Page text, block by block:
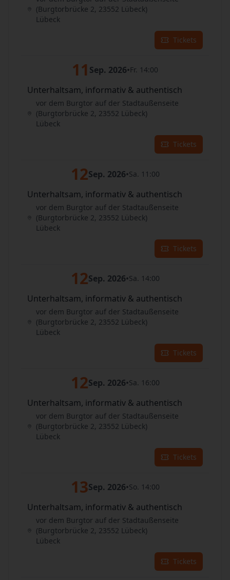
(Burgtorbrücke 2, 23552 Lübeck)
Lübeck
Tickets
11 Sep. 2026•Fr. 14:00
Unterhaltsam, informativ & authentisch
vor dem Burgtor auf der Stadtaußenseite
(Burgtorbrücke 2, 23552 Lübeck)
Lübeck
Tickets
12Sep. 2026•Sa. 11:00
Unterhaltsam, informativ & authentisch
vor dem Burgtor auf der Stadtaußenseite
(Burgtorbrücke 2, 23552 Lübeck)
Lübeck
Tickets
12Sep. 2026•Sa. 14:00
Unterhaltsam, informativ & authentisch
vor dem Burgtor auf der Stadtaußenseite
(Burgtorbrücke 2, 23552 Lübeck)
Lübeck
Tickets
12Sep. 2026•Sa. 16:00
Unterhaltsam, informativ & authentisch
vor dem Burgtor auf der Stadtaußenseite
(Burgtorbrücke 2, 23552 Lübeck)
Lübeck
Tickets
13Sep. 2026•So. 14:00
Unterhaltsam, informativ & authentisch
vor dem Burgtor auf der Stadtaußenseite
(Burgtorbrücke 2, 23552 Lübeck)
Lübeck
Tickets